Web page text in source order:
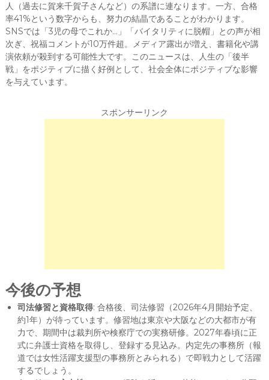
人（過去に賀来千賀子さんなど）の系譜に連なります。一方、合格
率41%という数字からも、努力の結晶であることがわかります。
SNSでは「3児の母でこれか…」「バイタリティに脱帽」との声が相
次ぎ、祝福コメントが10万件超。メディア露出が増え、書籍化や講
演依頼が殺到する可能性大です。このニュースは、人生の「後半
戦」をポジティブに描く好例として、社会全体にポジティブな影響
を与えています。
スポンサーリンク
今後の予想
司法修習と資格取得: 合格後、司法修習（2026年4月開始予定、
約1年）が待っています。修習地は東京や大阪などの大都市が有
力で、期間中は裁判所や検察庁での実務研修。2027年春頃に正
式に弁護士資格を取得し、登録する見込み。内定先の事務所（報
道では女性活躍支援型の事務所とみられる）で即戦力として活躍
するでしょう。